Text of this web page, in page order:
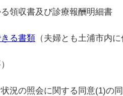
領収書及び診療報酬明細書
る書類 （夫婦とも土浦市内
況の照会に関する同意(1)の